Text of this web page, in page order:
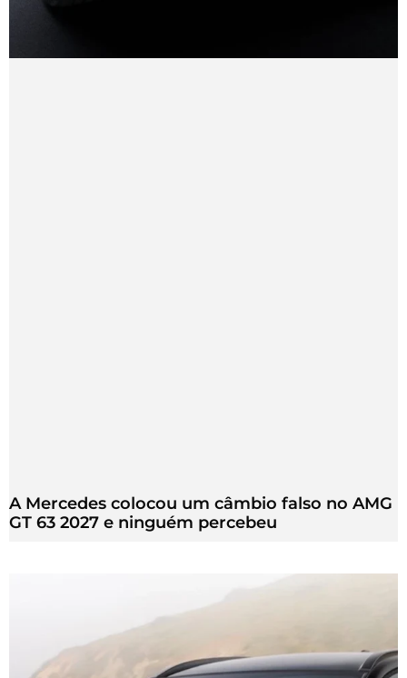
A Mercedes colocou um câmbio falso no AMG
GT 63 2027 e ninguém percebeu